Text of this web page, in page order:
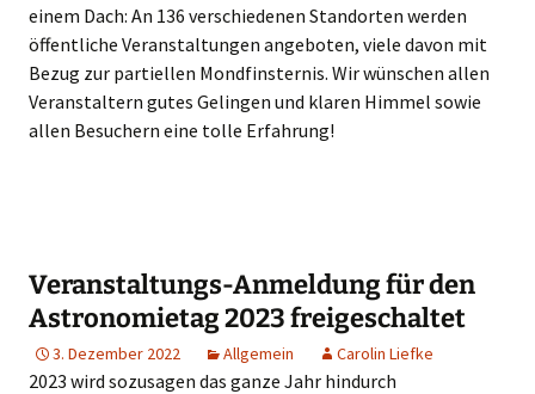
einem Dach: An 136 verschiedenen Standorten werden
öffentliche Veranstaltungen angeboten, viele davon mit
Bezug zur partiellen Mondfinsternis. Wir wünschen allen
Veranstaltern gutes Gelingen und klaren Himmel sowie
allen Besuchern eine tolle Erfahrung!
Veranstaltungs-Anmeldung für den
Astronomietag 2023 freigeschaltet
3. Dezember 2022 Allgemein Carolin Liefke
2023 wird sozusagen das ganze Jahr hindurch